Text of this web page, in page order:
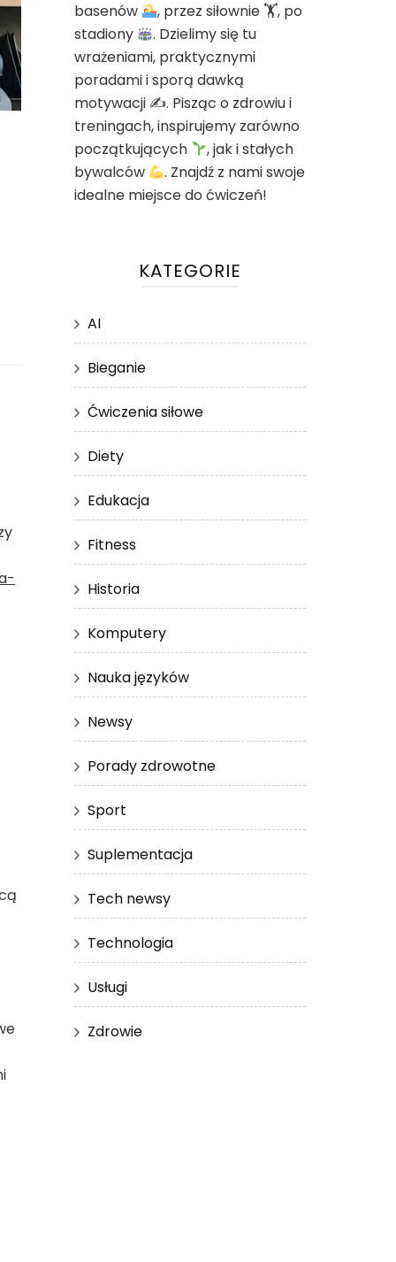
basenów
, przez siłownie 🏋, po
stadiony
. Dzielimy się tu
wrażeniami, praktycznymi
poradami i sporą dawką
motywacji ✍. Pisząc o zdrowiu i
treningach, inspirujemy zarówno
początkujących
, jak i stałych
bywalców
. Znajdź z nami swoje
idealne miejsce do ćwiczeń!
KATEGORIE
AI
Bieganie
Ćwiczenia siłowe
Diety
Edukacja
Fitness
Historia
Komputery
Nauka języków
Newsy
Porady zdrowotne
Sport
Suplementacja
Tech newsy
Technologia
Usługi
Zdrowie